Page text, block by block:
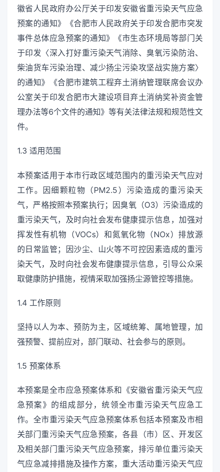
徽省人民政府办公厅关于印发安徽省重污染天气应急
预案的通知》《合肥市人民政府关于印发合肥市突发
事件总体应急预案的通知》《市生态环境局等部门关
于印发〈深入打好重污染天气消除、臭氧污染防治、
柴油货车污染治理、减少扬尘污染攻坚战实施方案〉
的通知》《合肥市建筑工程弃土消纳管理联席会议办
公室关于印发合肥市大建设项目弃土消纳奖补资金管
理办法等6个文件的通知》等有关法律法规和规范性文
件。
1.3 适用范围
本预案适用于本市行政区域范围内的重污染天气应对
工作。因细颗粒物（PM2.5）污染造成的重污染天
气，严格按照本预案执行；因臭氧（O3）污染造成的
重污染天气，及时向社会发布健康提示信息，加强对
挥发性有机物（VOCs）和氮氧化物（NOx）排放源
的日常监管；因沙尘、山火等不可控因素造成的重污
染天气，及时向社会发布健康提示信息，引导公众采
取健康防护措施，视情采取加强扬尘源管控等措施。
1.4 工作原则
坚持以人为本、预防为主，区域统筹、属地管理，加
强预警、提前应对，部门联动、社会参与的原则。
1.5 预案体系
本预案是全市应急预案体系和《安徽省重污染天气应
急预案》的组成部分，统领全市重污染天气应急工
作。全市重污染天气应急预案体系包括本预案及市相
关部门重污染天气应急预案，各县（市）区、开发区
及相关部门重污染天气应急预案，排污单位重污染天
气应急减排措施及操作方案，重大活动重污染天气应